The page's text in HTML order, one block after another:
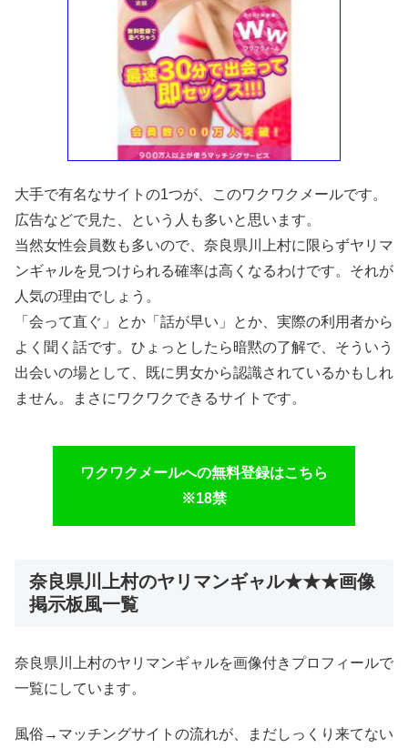
大手で有名なサイトの1つが、このワクワクメールです。
広告などで見た、という人も多いと思います。
当然女性会員数も多いので、奈良県川上村に限らずヤリマ
ンギャルを見つけられる確率は高くなるわけです。それが
人気の理由でしょう。
「会って直ぐ」とか「話が早い」とか、実際の利用者から
よく聞く話です。ひょっとしたら暗黙の了解で、そういう
出会いの場として、既に男女から認識されているかもしれ
ません。まさにワクワクできるサイトです。
ワクワクメールへの無料登録はこちら
※18禁
奈良県川上村のヤリマンギャル★★★画像
掲示板風一覧
奈良県川上村のヤリマンギャルを画像付きプロフィールで
一覧にしています。
風俗→マッチングサイトの流れが、まだしっくり来てない